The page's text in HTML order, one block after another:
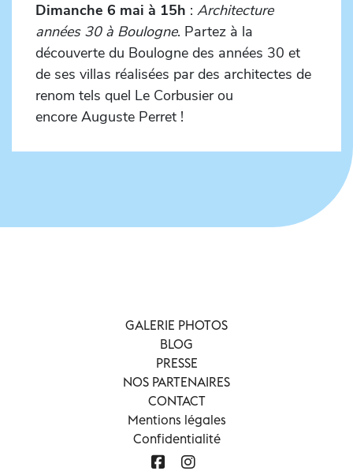
Dimanche 6 mai à 15h : Architecture
années 30 à Boulogne. Partez à la
découverte du Boulogne des années 30 et
de ses villas réalisées par des architectes de
renom tels quel Le Corbusier ou
encore Auguste Perret !
GALERIE PHOTOS
BLOG
PRESSE
NOS PARTENAIRES
CONTACT
Mentions légales
Confidentialité